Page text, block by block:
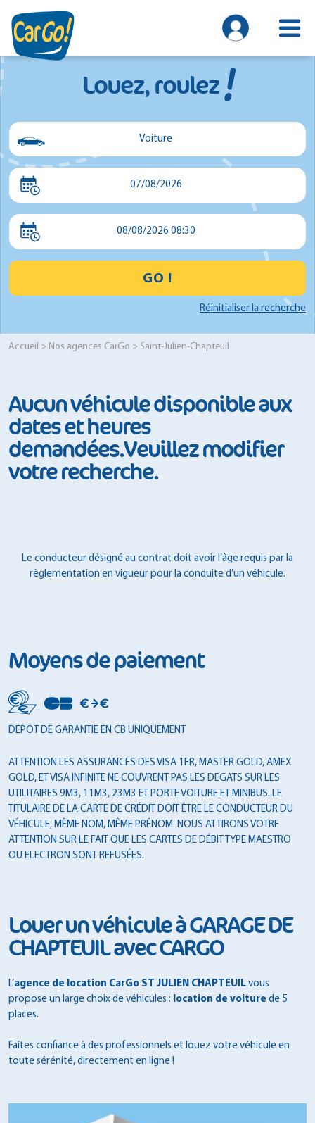
Louez, roulez!
Voiture
Voiture
07/08/2026
08/08/2026 08:30
GO !
Réinitialiser la recherche
Accueil > Nos agences CarGo > Saint-Julien-Chapteuil
Aucun véhicule disponible aux
dates et heures
demandées.Veuillez modifier
votre recherche.
Le conducteur désigné au contrat doit avoir l’âge requis par la
règlementation en vigueur pour la conduite d’un véhicule.
Moyens de paiement
DEPOT DE GARANTIE EN CB UNIQUEMENT
ATTENTION LES ASSURANCES DES VISA 1ER, MASTER GOLD, AMEX
GOLD, ET VISA INFINITE NE COUVRENT PAS LES DEGATS SUR LES
UTILITAIRES 9M3, 11M3, 23M3 ET PORTE VOITURE ET MINIBUS. LE
TITULAIRE DE LA CARTE DE CRÉDIT DOIT ÊTRE LE CONDUCTEUR DU
VÉHICULE, MÊME NOM, MÊME PRÉNOM. NOUS ATTIRONS VOTRE
ATTENTION SUR LE FAIT QUE LES CARTES DE DÉBIT TYPE MAESTRO
OU ELECTRON SONT REFUSÉES.
Louer un véhicule à GARAGE DE
CHAPTEUIL avec CARGO
L’agence de location CarGo ST JULIEN CHAPTEUIL vous
propose un large choix de véhicules : location de voiture de 5
places.
Faîtes confiance à des professionnels et louez votre véhicule en
toute sérénité, directement en ligne !